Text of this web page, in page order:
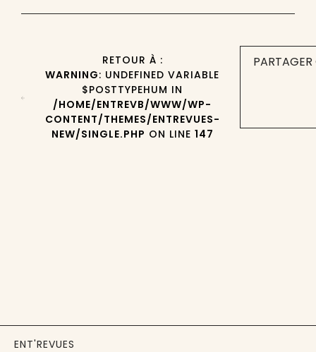
RETOUR À :
WARNING: UNDEFINED VARIABLE
$POSTTYPEHUM IN
/HOME/ENTREVB/WWW/WP-
CONTENT/THEMES/ENTREVUES-
NEW/SINGLE.PHP ON LINE 147
ENT'REVUES